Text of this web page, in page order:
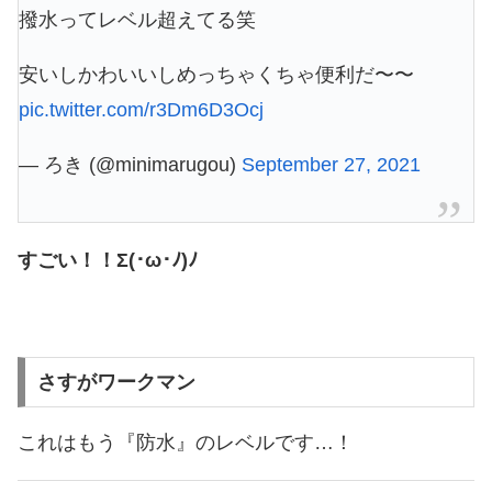
撥水ってレベル超えてる笑
安いしかわいいしめっちゃくちゃ便利だ〜〜
pic.twitter.com/r3Dm6D3Ocj
— ろき (@minimarugou) September 27, 2021
すごい！！Σ(･ω･ﾉ)ﾉ
さすがワークマン
これはもう『防水』のレベルです…！